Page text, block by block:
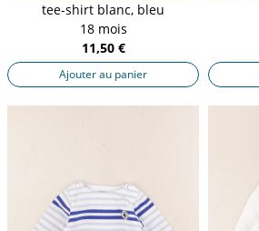
tee-shirt blanc, bleu
18 mois
11,50 €
Ajouter au panier